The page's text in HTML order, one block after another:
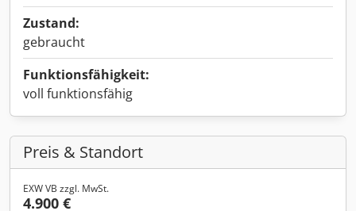
Zustand:
gebraucht
Funktionsfähigkeit:
voll funktionsfähig
Preis & Standort
EXW VB zzgl. MwSt.
4.900 €